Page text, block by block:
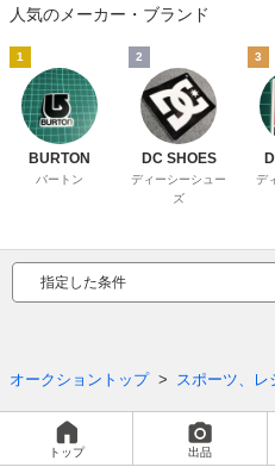
人気のメーカー・ブランド
1
BURTON
バートン
2
DC SHOES
ディーシーシュー
ズ
3
デ
指定した条件
オークショントップ スポーツ、レ
トップ 出品